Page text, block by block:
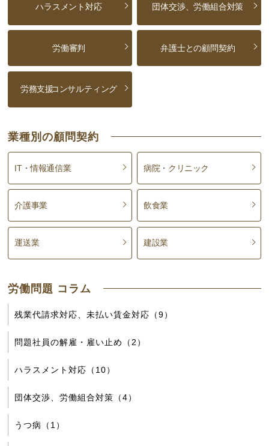
ハラスメント対応 団体交渉、労働組合対策
労働審判 弁護士との顧問契約
労務支援コンサルティング
業種別の顧問契約
IT・情報通信業 病院・クリニック
介護事業 飲食業
運送業 建設業
労働問題 コラム
残業代請求対応、未払い賃金対応（9）
問題社員の解雇・雇い止め（2）
ハラスメント対応（10）
団体交渉、労働組合対策（4）
うつ病（1）